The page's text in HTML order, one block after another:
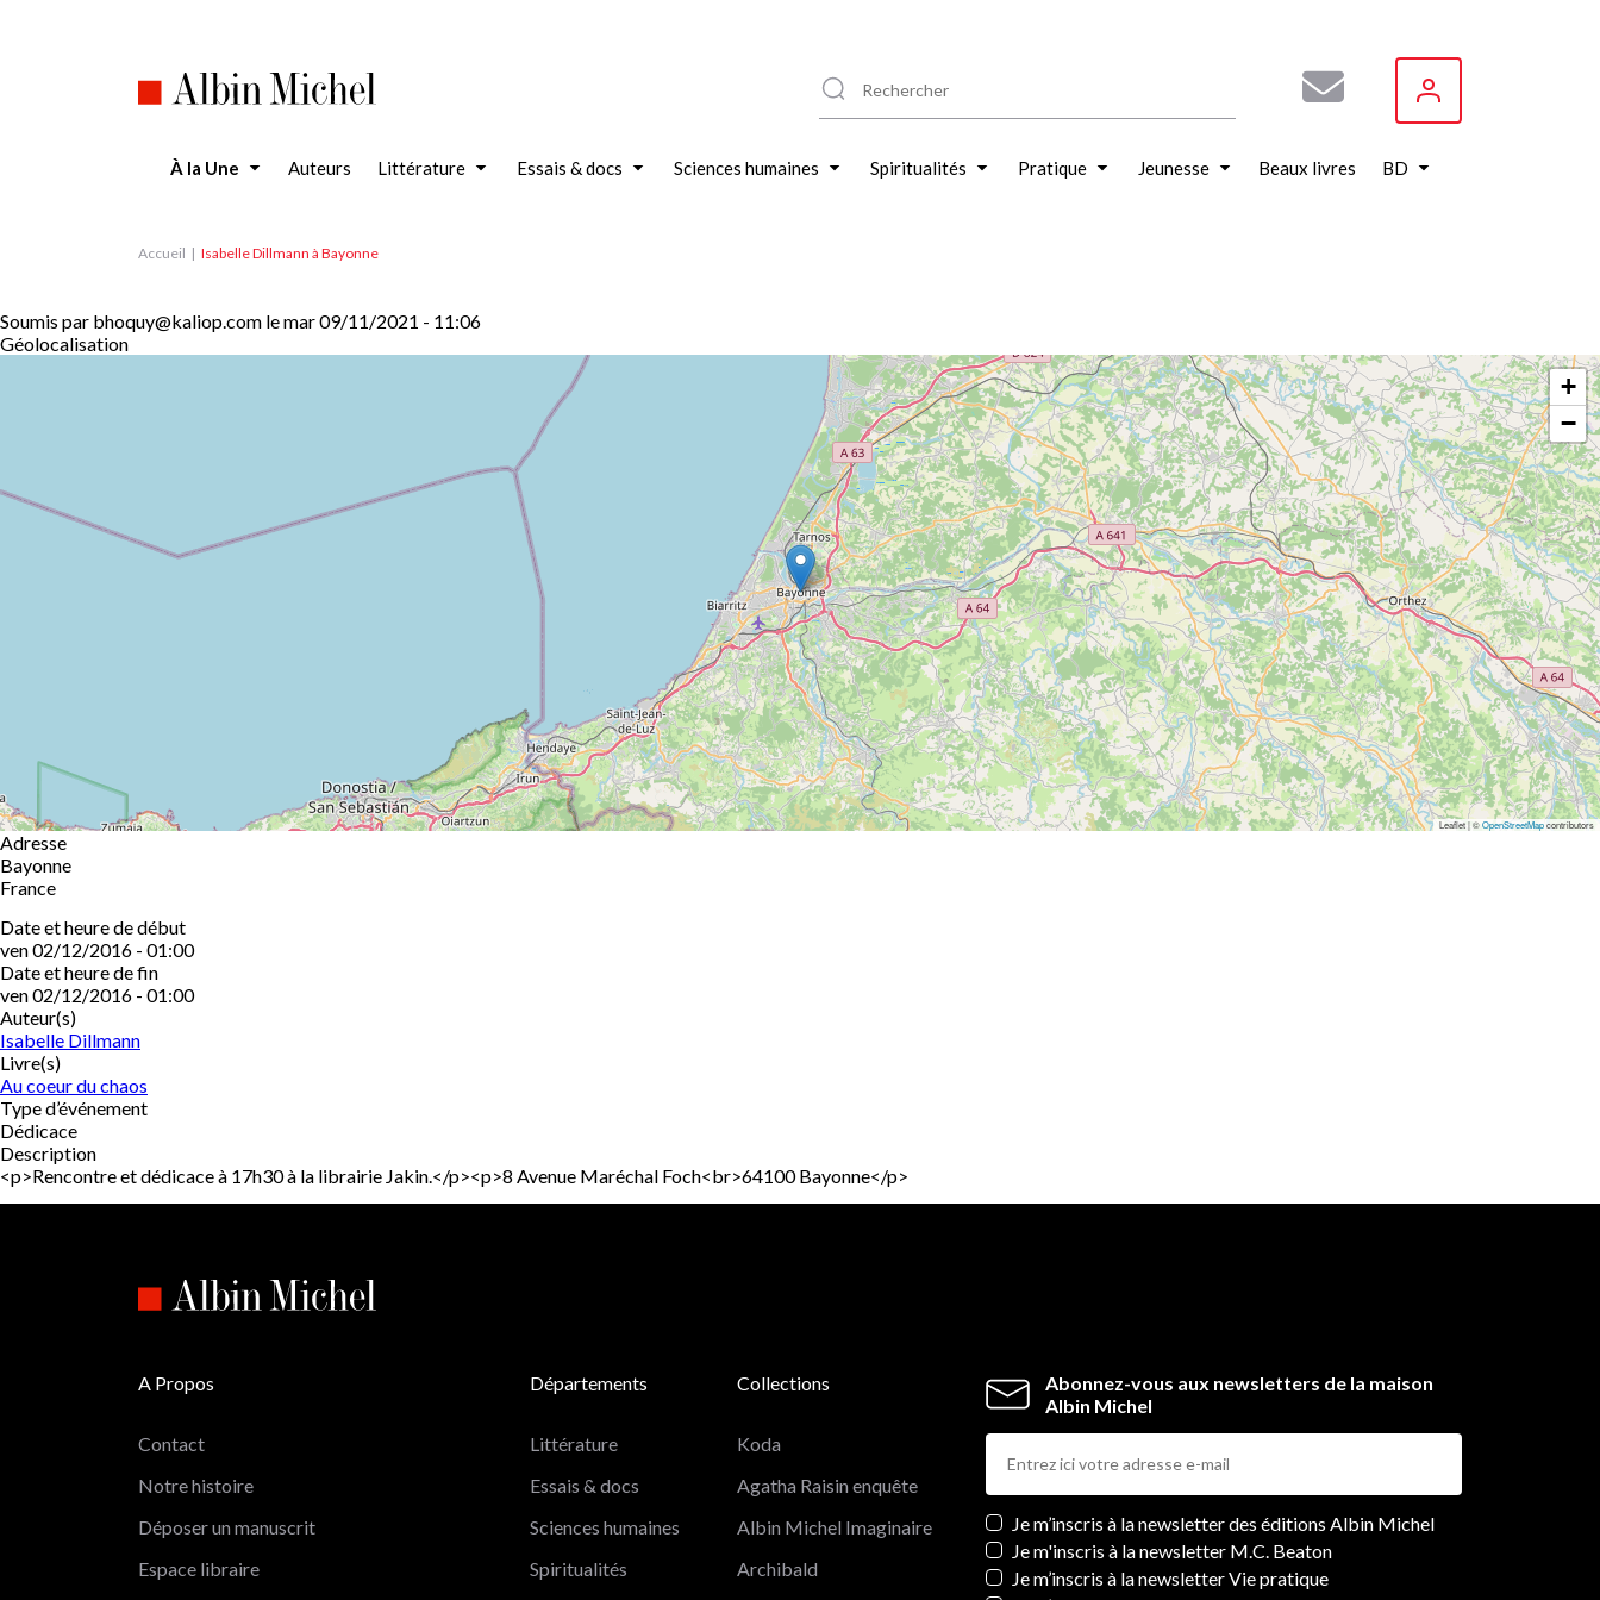
À la Une Auteurs Littérature Essais & docs Sciences humaines Spiritualités Pratique Jeunesse Beaux livres BD
Accueil Isabelle Dillmann à Bayonne
Soumis par bhoquy@kaliop.com lemar 09/11/2021 - 11:06
Géolocalisation
+
−
Leaflet | ©OpenStreetMapcontributors
Adresse
Bayonne
France
Date et heure de début
ven 02/12/2016 - 01:00
Date et heure de fin
ven 02/12/2016 - 01:00
Auteur(s)
Isabelle Dillmann
Livre(s)
Au coeur du chaos
Type d’événement
Dédicace
Description
<p>Rencontre et dédicace à 17h30 à la librairie Jakin.</p><p>8 Avenue Maréchal Foch<br>64100 Bayonne</p>
Abonnez-vous aux newsletters de la maison
Albin Michel
Newsletters
Je m’inscris à la newsletter des éditions Albin Michel
Je m'inscris à la newsletter M.C. Beaton
Je m’inscris à la newsletter Vie pratique
A Propos
Contact
Notre histoire
Déposer un manuscrit
Espace libraire
Départements
Littérature
Essais & docs
Sciences humaines
Spiritualités
Collections
Koda
Agatha Raisin enquête
Albin Michel Imaginaire
Archibald